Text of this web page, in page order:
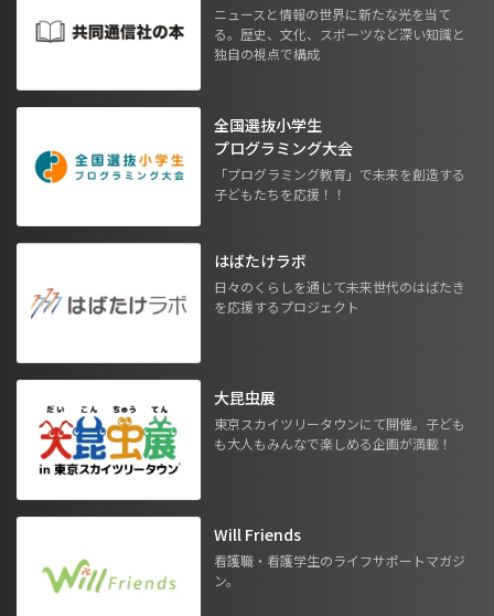
ニュースと情報の世界に新たな光を当て
る。歴史、文化、スポーツなど深い知識と
独自の視点で構成
全国選抜小学生
プログラミング大会
「プログラミング教育」で未来を創造する
子どもたちを応援！！
はばたけラボ
日々のくらしを通じて未来世代のはばたき
を応援するプロジェクト
大昆虫展
東京スカイツリータウンにて開催。子ども
も大人もみんなで楽しめる企画が満載！
Will Friends
看護職・看護学生のライフサポートマガジ
ン。